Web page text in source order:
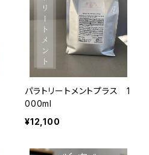
パラトリートメントプラス 1
000ml
¥12,100